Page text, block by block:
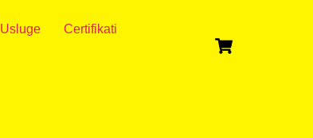
Usluge Certifikati